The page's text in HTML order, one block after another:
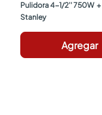
Pulidora 4-1/2'' 750W
Stanley
Agregar